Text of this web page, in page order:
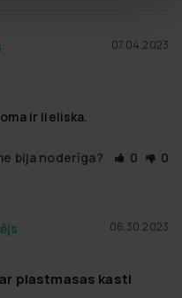
07.04.2023
ir lieliska.
bija noderīga? 0 0
06.30.2023
plastmasas kasti